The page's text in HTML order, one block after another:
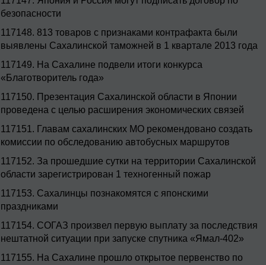
безопасности
117148. 813 товаров с признаками контрафакта были
выявлены Сахалинской таможней в 1 квартале 2013 года
117149. На Сахалине подвели итоги конкурса
«Благотворитель года»
117150. Презентация Сахалинской области в Японии
проведена с целью расширения экономических связей
117151. Главам сахалинских МО рекомендовано создать
комиссии по обследованию автобусных маршрутов
117152. За прошедшие сутки на территории Сахалинской
области зарегистрирован 1 техногенный пожар
117153. Сахалинцы познакомятся с японскими
праздниками
117154. СОГАЗ произвел первую выплату за последствия
нештатной ситуации при запуске спутника «Ямал-402»
117155. На Сахалине прошло открытое первенство по